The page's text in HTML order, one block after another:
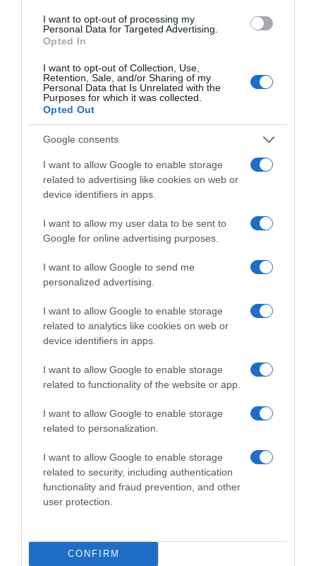
I want to opt-out of processing my
Personal Data for Targeted Advertising.
Opted In
I want to opt-out of Collection, Use,
Retention, Sale, and/or Sharing of my
Personal Data that Is Unrelated with the
Purposes for which it was collected.
Opted Out
Google consents
I want to allow Google to enable storage
related to advertising like cookies on web or
device identifiers in apps.
I want to allow my user data to be sent to
Google for online advertising purposes.
I want to allow Google to send me
personalized advertising.
I want to allow Google to enable storage
related to analytics like cookies on web or
device identifiers in apps.
I want to allow Google to enable storage
related to functionality of the website or app.
I want to allow Google to enable storage
related to personalization.
I want to allow Google to enable storage
related to security, including authentication
functionality and fraud prevention, and other
user protection.
CONFIRM
Supermercado
EL CORTE INGLÉS
Seguimiento desde
03 May 2023
Descripción del producto
Denominación del alimento:
Dulce de lecheNombre del operador:
Nestlé España, S.A.Dirección del operador:
NESTLÉ ESPAÑA S.A. - Av. Països Catalans, 25 - 51 -
(Barcelona)Cantidad Neta:
450 gOtras menciones obligatorias en la etiqueta:
Envasado en atmósfera protectora.
Ingredientes y alérgenos
97,2% Leche condensada (leche, azúcar, lactosa),
disódico).NutrientesIngesta de referencia:
Ingesta de Referencia de un adulto medio (8400
kJ\/2000 kcal).20 g100 gDescripción de la
raciónPor 20gTamaño de referencia para 100
gCantidad/Unidad(VRN)Cantidad/Unidad(VRN)Val
or energético264 kJ3 %1321 kJ-Valor energético63
saturadas0.9 g5 %4.5 g-Hidratos de carbono10.6
g4 %53 g-De los cuales- Azúcares10.6 g12 %53 g-